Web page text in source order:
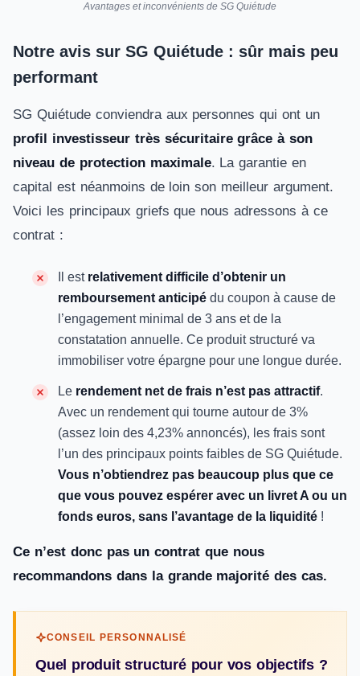
Avantages et inconvénients de SG Quiétude
Notre avis sur SG Quiétude : sûr mais peu
performant
SG Quiétude conviendra aux personnes qui ont un
profil investisseur très sécuritaire grâce à son
niveau de protection maximale. La garantie en
capital est néanmoins de loin son meilleur argument.
Voici les principaux griefs que nous adressons à ce
contrat :
Il est relativement difficile d’obtenir un
remboursement anticipé du coupon à cause de
l’engagement minimal de 3 ans et de la
constatation annuelle. Ce produit structuré va
immobiliser votre épargne pour une longue durée.
Le rendement net de frais n’est pas attractif.
Avec un rendement qui tourne autour de 3%
(assez loin des 4,23% annoncés), les frais sont
l’un des principaux points faibles de SG Quiétude.
Vous n’obtiendrez pas beaucoup plus que ce
que vous pouvez espérer avec un livret A ou un
fonds euros, sans l’avantage de la liquidité !
Ce n’est donc pas un contrat que nous
recommandons dans la grande majorité des cas.
CONSEIL PERSONNALISÉ
Quel produit structuré pour vos objectifs ?